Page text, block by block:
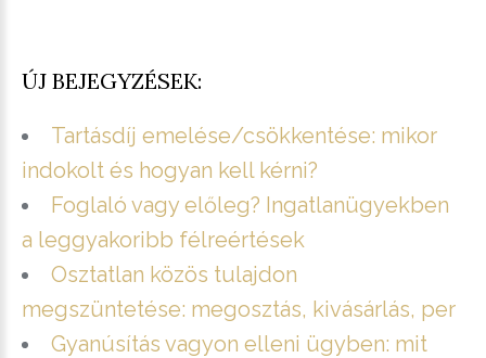
ÚJ BEJEGYZÉSEK:
Tartásdíj emelése/csökkentése: mikor
indokolt és hogyan kell kérni?
Foglaló vagy előleg? Ingatlanügyekben
a leggyakoribb félreértések
Osztatlan közös tulajdon
megszüntetése: megosztás, kivásárlás, per
Gyanúsítás vagyon elleni ügyben: mit